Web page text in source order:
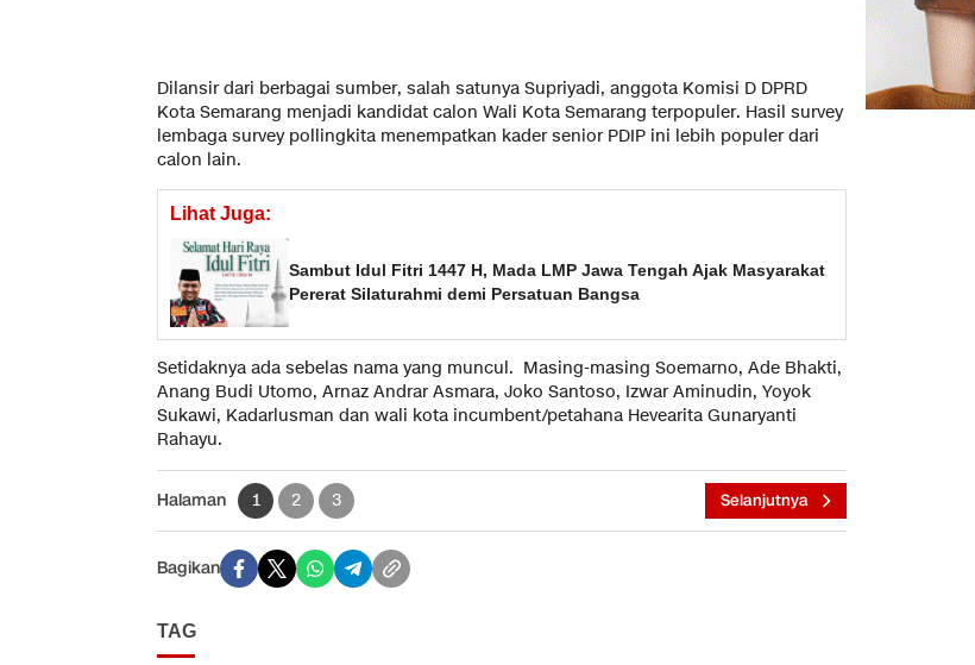
Dilansir dari berbagai sumber, salah satunya Supriyadi, anggota Komisi D DPRD
Kota Semarang menjadi kandidat calon Wali Kota Semarang terpopuler. Hasil survey
lembaga survey pollingkita menempatkan kader senior PDIP ini lebih populer dari
calon lain.
Lihat Juga:
Sambut Idul Fitri 1447 H, Mada LMP Jawa Tengah Ajak Masyarakat
Pererat Silaturahmi demi Persatuan Bangsa
Setidaknya ada sebelas nama yang muncul. Masing-masing Soemarno, Ade Bhakti,
Anang Budi Utomo, Arnaz Andrar Asmara, Joko Santoso, Izwar Aminudin, Yoyok
Sukawi, Kadarlusman dan wali kota incumbent/petahana Hevearita Gunaryanti
Rahayu.
Halaman 1 2 3 Selanjutnya
Bagikan
TAG